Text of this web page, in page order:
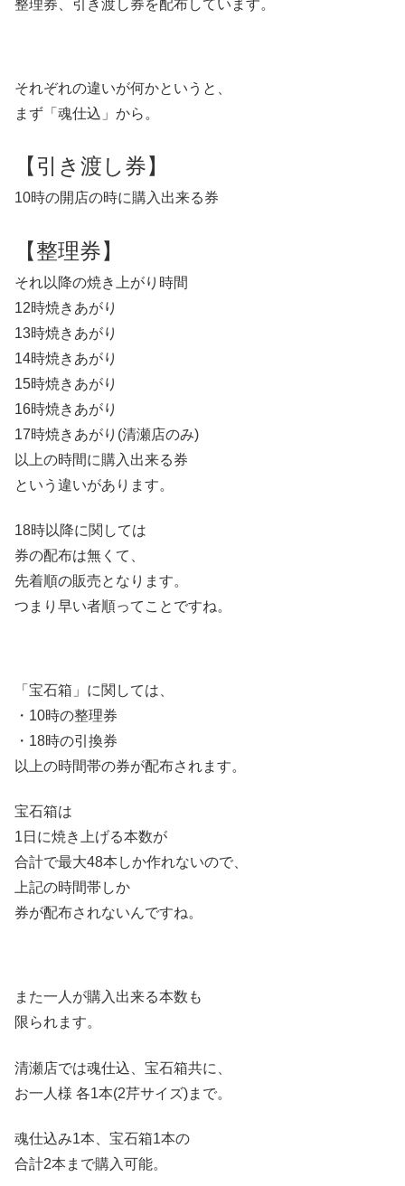
整理券、引き渡し券を配布しています。
それぞれの違いが何かというと、
まず「魂仕込」から。
【引き渡し券】
10時の開店の時に購入出来る券
【整理券】
それ以降の焼き上がり時間
12時焼きあがり
13時焼きあがり
14時焼きあがり
15時焼きあがり
16時焼きあがり
17時焼きあがり(清瀬店のみ)
以上の時間に購入出来る券
という違いがあります。
18時以降に関しては
券の配布は無くて、
先着順の販売となります。
つまり早い者順ってことですね。
「宝石箱」に関しては、
・10時の整理券
・18時の引換券
以上の時間帯の券が配布されます。
宝石箱は
1日に焼き上げる本数が
合計で最大48本しか作れないので、
上記の時間帯しか
券が配布されないんですね。
また一人が購入出来る本数も
限られます。
清瀬店では魂仕込、宝石箱共に、
お一人様 各1本(2芹サイズ)まで。
魂仕込み1本、宝石箱1本の
合計2本まで購入可能。